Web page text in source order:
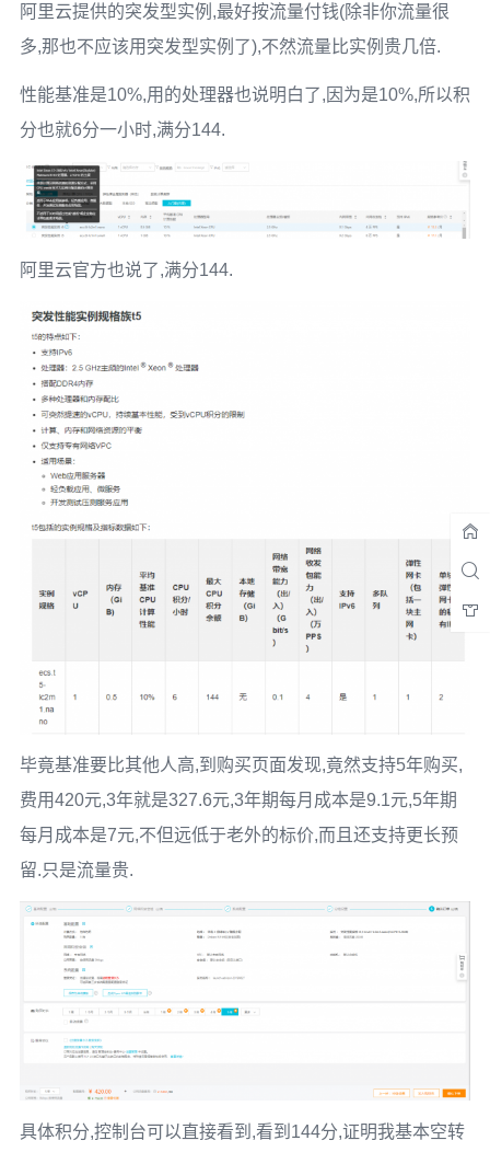
阿里云提供的突发型实例,最好按流量付钱(除非你流量很
多,那也不应该用突发型实例了),不然流量比实例贵几倍.
性能基准是10%,用的处理器也说明白了,因为是10%,所以积
分也就6分一小时,满分144.
阿里云官方也说了,满分144.
毕竟基准要比其他人高,到购买页面发现,竟然支持5年购买,
费用420元,3年就是327.6元,3年期每月成本是9.1元,5年期
每月成本是7元,不但远低于老外的标价,而且还支持更长预
留.只是流量贵.
具体积分,控制台可以直接看到,看到144分,证明我基本空转